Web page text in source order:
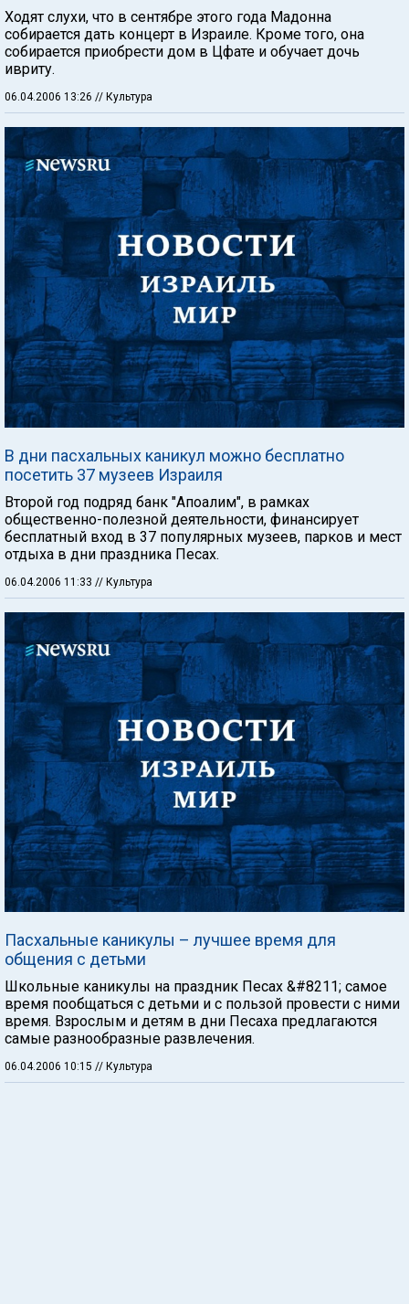
Ходят слухи, что в сентябре этого года Мадонна
собирается дать концерт в Израиле. Кроме того, она
собирается приобрести дом в Цфате и обучает дочь
ивриту.
06.04.2006 13:26 // Культура
В дни пасхальных каникул можно бесплатно
посетить 37 музеев Израиля
Второй год подряд банк "Апоалим", в рамках
общественно-полезной деятельности, финансирует
бесплатный вход в 37 популярных музеев, парков и мест
отдыха в дни праздника Песах.
06.04.2006 11:33 // Культура
Пасхальные каникулы – лучшее время для
общения с детьми
Школьные каникулы на праздник Песах &#8211; самое
время пообщаться с детьми и с пользой провести с ними
время. Взрослым и детям в дни Песаха предлагаются
самые разнообразные развлечения.
06.04.2006 10:15 // Культура